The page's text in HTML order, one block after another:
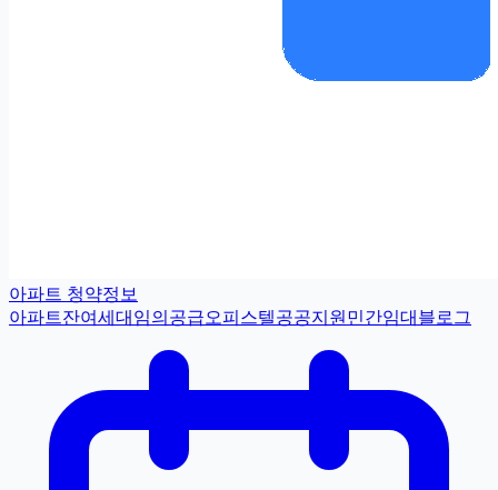
아파트 청약정보
아파트잔여세대 임의공급오피스텔공공지원민간임대 블로그